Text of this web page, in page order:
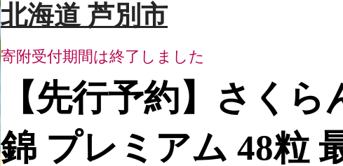
北海道 芦別市
寄附受付期間は終了しました
【先行予約】さくら
錦 プレミアム 48粒